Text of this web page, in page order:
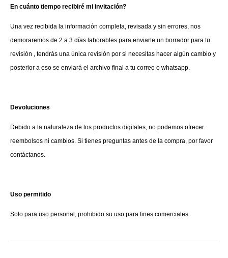
En cuánto tiempo recibiré mi invitación?
Una vez recibida la información completa, revisada y sin errores, nos
demoraremos de 2 a 3 días laborables para enviarte un borrador para tu
revisión , tendrás una única revisión por si necesitas hacer algún cambio y
posterior a eso se enviará el archivo final a tu correo o whatsapp.
Devoluciones
Debido a la naturaleza de los productos digitales, no podemos ofrecer
reembolsos ni cambios. Si tienes preguntas antes de la compra, por favor
contáctanos.
Uso permitido
Solo para uso personal, prohibido su uso para fines comerciales.